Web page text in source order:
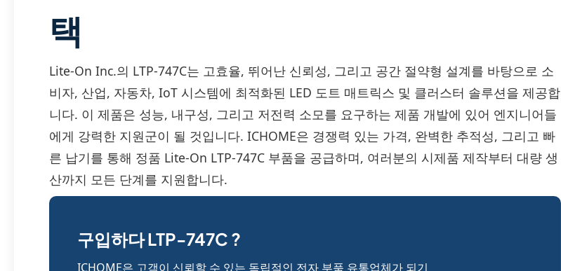
택
Lite-On Inc.의 LTP-747C는 고효율, 뛰어난 신뢰성, 그리고 공간 절약형 설계를 바탕으로 소
비자, 산업, 자동차, IoT 시스템에 최적화된 LED 도트 매트릭스 및 클러스터 솔루션을 제공합
니다. 이 제품은 성능, 내구성, 그리고 저전력 소모를 요구하는 제품 개발에 있어 엔지니어들
에게 강력한 지원군이 될 것입니다. ICHOME은 경쟁력 있는 가격, 완벽한 추적성, 그리고 빠
른 납기를 통해 정품 Lite-On LTP-747C 부품을 공급하며, 여러분의 시제품 제작부터 대량 생
산까지 모든 단계를 지원합니다.
구입하다 LTP-747C ?
ICHOME은 고객이 신뢰할 수 있는 독립적인 전자 부품 유통업체가 되기